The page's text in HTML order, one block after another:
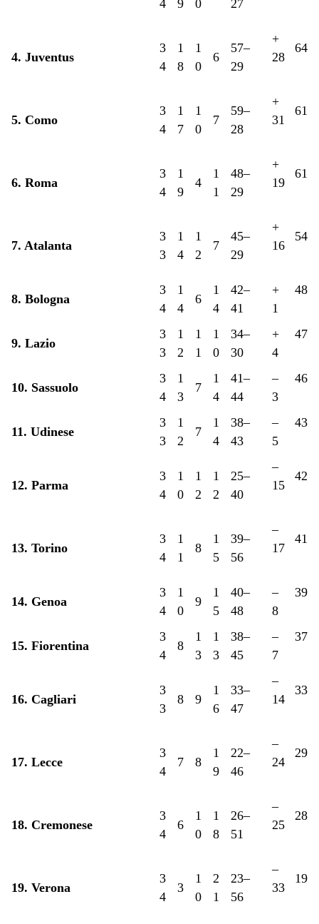
4 9 0 27
4. Juventus
3
4
1
8
1
0
6
57–
29
+
28
64
5. Como
3
4
1
7
1
0
7
59–
28
+
31
61
6. Roma
3
4
1
9
4
1
1
48–
29
+
19
61
7. Atalanta
3
3
1
4
1
2
7
45–
29
+
16
54
8. Bologna
3
4
1
4
6
1
4
42–
41
+
1
48
9. Lazio
3
3
1
2
1
1
1
0
34–
30
+
4
47
10. Sassuolo
3
4
1
3
7
1
4
41–
44
–
3
46
11. Udinese
3
3
1
2
7
1
4
38–
43
–
5
43
12. Parma
3
4
1
0
1
2
1
2
25–
40
–
15
42
13. Torino
3
4
1
1
8
1
5
39–
56
–
17
41
14. Genoa
3
4
1
0
9
1
5
40–
48
–
8
39
15. Fiorentina
3
4
8
1
3
1
3
38–
45
–
7
37
16. Cagliari
3
3
8 9
1
6
33–
47
–
14
33
17. Lecce
3
4
7 8
1
9
22–
46
–
24
29
18. Cremonese
3
4
6
1
0
1
8
26–
51
–
25
28
19. Verona
3
4
3
1
0
2
1
23–
56
–
33
19